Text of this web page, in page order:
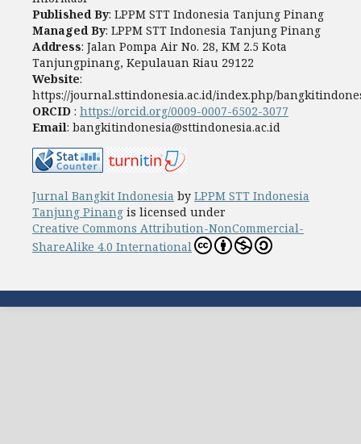
Published By: LPPM STT Indonesia Tanjung Pinang
Managed By: LPPM STT Indonesia Tanjung Pinang
Address: Jalan Pompa Air No. 28, KM 2.5 Kota
Tanjungpinang, Kepulauan Riau 29122
Website:
https://journal.sttindonesia.ac.id/index.php/
ORCID : https://orcid.org/0009-0007-6502-3077
Email: bangkitindonesia@sttindonesia.ac.id
Jurnal Bangkit Indonesia by LPPM STT Indonesia
Tanjung Pinang is licensed under
Creative Commons Attribution-NonCommercial-
ShareAlike 4.0 International